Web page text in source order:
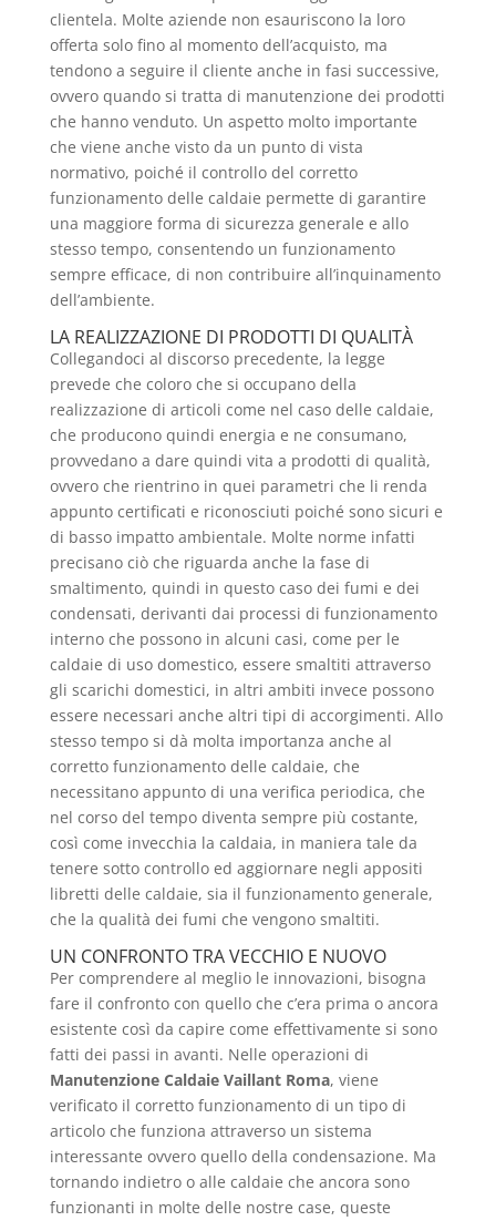
clientela. Molte aziende non esauriscono la loro
offerta solo fino al momento dell’acquisto, ma
tendono a seguire il cliente anche in fasi successive,
ovvero quando si tratta di manutenzione dei prodotti
che hanno venduto. Un aspetto molto importante
che viene anche visto da un punto di vista
normativo, poiché il controllo del corretto
funzionamento delle caldaie permette di garantire
una maggiore forma di sicurezza generale e allo
stesso tempo, consentendo un funzionamento
sempre efficace, di non contribuire all’inquinamento
dell’ambiente.
LA REALIZZAZIONE DI PRODOTTI DI QUALITÀ
Collegandoci al discorso precedente, la legge
prevede che coloro che si occupano della
realizzazione di articoli come nel caso delle caldaie,
che producono quindi energia e ne consumano,
provvedano a dare quindi vita a prodotti di qualità,
ovvero che rientrino in quei parametri che li renda
appunto certificati e riconosciuti poiché sono sicuri e
di basso impatto ambientale. Molte norme infatti
precisano ciò che riguarda anche la fase di
smaltimento, quindi in questo caso dei fumi e dei
condensati, derivanti dai processi di funzionamento
interno che possono in alcuni casi, come per le
caldaie di uso domestico, essere smaltiti attraverso
gli scarichi domestici, in altri ambiti invece possono
essere necessari anche altri tipi di accorgimenti. Allo
stesso tempo si dà molta importanza anche al
corretto funzionamento delle caldaie, che
necessitano appunto di una verifica periodica, che
nel corso del tempo diventa sempre più costante,
così come invecchia la caldaia, in maniera tale da
tenere sotto controllo ed aggiornare negli appositi
libretti delle caldaie, sia il funzionamento generale,
che la qualità dei fumi che vengono smaltiti.
UN CONFRONTO TRA VECCHIO E NUOVO
Per comprendere al meglio le innovazioni, bisogna
fare il confronto con quello che c’era prima o ancora
esistente così da capire come effettivamente si sono
fatti dei passi in avanti. Nelle operazioni di
Manutenzione Caldaie Vaillant Roma, viene
verificato il corretto funzionamento di un tipo di
articolo che funziona attraverso un sistema
interessante ovvero quello della condensazione. Ma
tornando indietro o alle caldaie che ancora sono
funzionanti in molte delle nostre case, queste